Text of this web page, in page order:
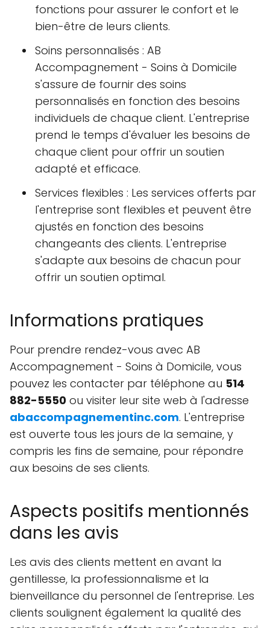
fonctions pour assurer le confort et le
bien-être de leurs clients.
Soins personnalisés : AB
Accompagnement - Soins à Domicile
s'assure de fournir des soins
personnalisés en fonction des besoins
individuels de chaque client. L'entreprise
prend le temps d'évaluer les besoins de
chaque client pour offrir un soutien
adapté et efficace.
Services flexibles : Les services offerts par
l'entreprise sont flexibles et peuvent être
ajustés en fonction des besoins
changeants des clients. L'entreprise
s'adapte aux besoins de chacun pour
offrir un soutien optimal.
Informations pratiques
Pour prendre rendez-vous avec AB
Accompagnement - Soins à Domicile, vous
pouvez les contacter par téléphone au 514
882-5550 ou visiter leur site web à l'adresse
abaccompagnementinc.com. L'entreprise
est ouverte tous les jours de la semaine, y
compris les fins de semaine, pour répondre
aux besoins de ses clients.
Aspects positifs mentionnés
dans les avis
Les avis des clients mettent en avant la
gentillesse, la professionnalisme et la
bienveillance du personnel de l'entreprise. Les
clients soulignent également la qualité des